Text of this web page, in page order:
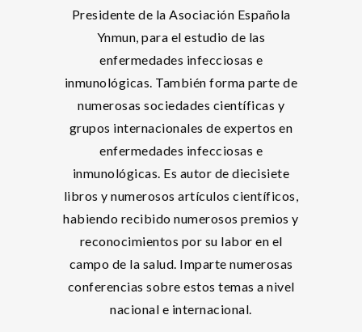
Presidente de la Asociación Española
Ynmun, para el estudio de las
enfermedades infecciosas e
inmunológicas. También forma parte de
numerosas sociedades científicas y
grupos internacionales de expertos en
enfermedades infecciosas e
inmunológicas. Es autor de diecisiete
libros y numerosos artículos científicos,
habiendo recibido numerosos premios y
reconocimientos por su labor en el
campo de la salud. Imparte numerosas
conferencias sobre estos temas a nivel
nacional e internacional.